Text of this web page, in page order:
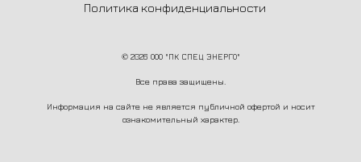
Политика конфиденциальности
© 2026 ООО "ПК СПЕЦ ЭНЕРГО"
Все права защищены.
Информация на сайте не является публичной офертой и носит
ознакомительный характер.